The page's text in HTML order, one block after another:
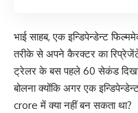
भाई साहब, एक इन्डिपेन्डेन्ट
तरीके से अपने कैरक्टर का
ट्रेलर के बस पहले 60 सेकंड
बोलना क्योंकि अगर एक
crore में क्या नहीं बन सकता था?